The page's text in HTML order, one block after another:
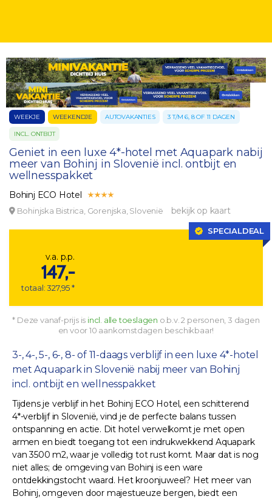
WEEKJE WEEKENDJE AUTOVAKANTIES 3 T/M 6, 8 OF 11 DAGEN
INCL. ONTBIJT
Geniet in een luxe 4*-hotel met Aquapark nabij
meer van Bohinj in Slovenië incl. ontbijt en
wellnesspakket
Bohinj ECO Hotel
Bohinjska Bistrica, Gorenjska, Slovenië bekijk op kaart
SPECIALDEAL
v.a. p.p.
147,-
totaal: 327,95 *
* Deze vanaf-prijs is incl. alle toeslagen o.b.v. 2 personen, 3 dagen
en voor 10 aankomstdagen beschikbaar!
3-, 4-, 5-, 6-, 8- of 11-daags verblijf in een luxe 4*-hotel
met Aquapark in Slovenië nabij meer van Bohinj
incl. ontbijt en wellnesspakket
Tijdens je verblijf in het Bohinj ECO Hotel, een schitterend
4*-verblijf in Slovenië, vind je de perfecte balans tussen
ontspanning en actie. Dit hotel verwelkomt je met open
armen en biedt toegang tot een indrukwekkend Aquapark
van 3500 m2, waar je volledig tot rust komt. Maar dat is nog
niet alles; de omgeving van Bohinj is een ware
ontdekkingstocht waard. Het kroonjuweel? Het meer van
Bohinj, omgeven door majestueuze bergen, biedt een